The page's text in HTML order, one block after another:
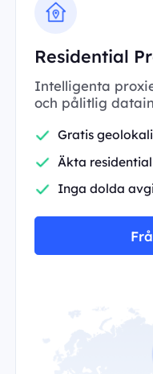
Residential
Intelligenta
och pålitlig
Gratis
Äkta
Inga dolda